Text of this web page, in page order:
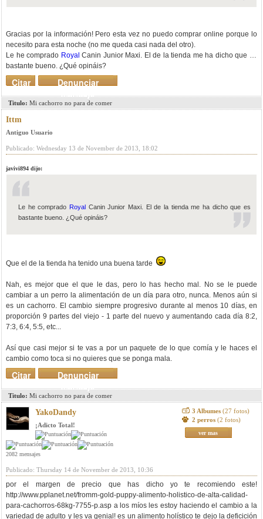
Gracias por la información! Pero esta vez no puedo comprar online porque lo
necesito para esta noche (no me queda casi nada del otro).
Le he comprado Royal Canin Junior Maxi. El de la tienda me ha dicho que es
bastante bueno. ¿Qué opináis?
Denunciar
mensaje
Citar
Titulo: Mi cachorro no para de comer
Ittm
Antiguo Usuario
Publicado: Wednesday 13 de November de 2013, 18:02
javivi894 dijo:
Le he comprado Royal Canin Junior Maxi. El de la tienda me ha dicho que es
bastante bueno. ¿Qué opináis?
Que el de la tienda ha tenido una buena tarde
Nah, es mejor que el que le das, pero lo has hecho mal. No se le puede
cambiar a un perro la alimentación de un día para otro, nunca. Menos aún si
es un cachorro. El cambio siempre progresivo durante al menos 10 días, en
proporción 9 partes del viejo - 1 parte del nuevo y aumentando cada día 8:2,
7:3, 6:4, 5:5, etc...
Así que casi mejor si te vas a por un paquete de lo que comía y le haces el
cambio como toca si no quieres que se ponga mala.
Denunciar
mensaje
Citar
Titulo: Mi cachorro no para de comer
YakoDandy
¡Adicto Total!
2082 mensajes
3 Albumes (27 fotos)
2 perros (2 fotos)
ver mas
Publicado: Thursday 14 de November de 2013, 10:36
por el margen de precio que has dicho yo te recomiendo este!
http://www.pplanet.net/fromm-gold-puppy-alimento-holistico-de-alta-calidad-
para-cachorros-68kg-7755-p.asp a los míos les estoy haciendo el cambio a la
variedad de adulto y les va genial! es un alimento holístico te dejo la deficición